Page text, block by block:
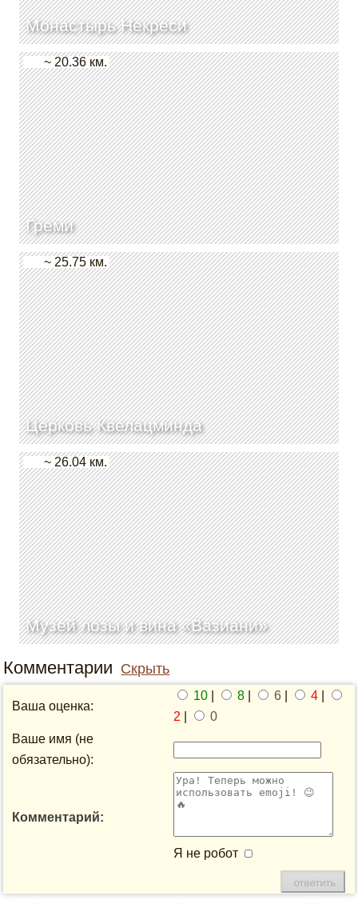
Монастырь Некреси
Греми
~ 20.36 км.
Церковь Квелацминда
~ 25.75 км.
Музей лозы и вина «Вазиани»
~ 26.04 км.
Комментарии Скрыть
Ваша оценка:
10 8 6 4
2
0
Ваше имя (не
обязательно):
Комментарий:
Я не робот